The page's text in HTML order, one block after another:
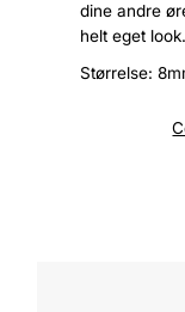
dine andre
helt eget
Størrelse: